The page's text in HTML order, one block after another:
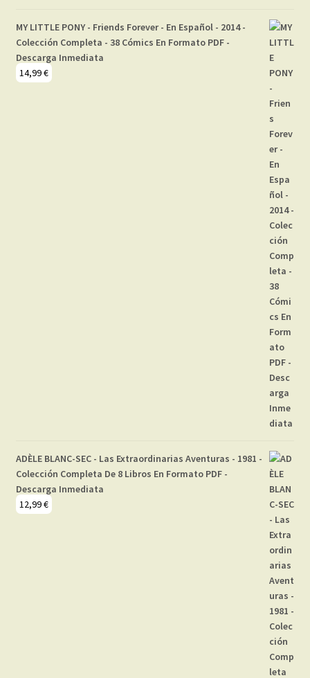
MY LITTLE PONY - Friends Forever - En Español - 2014 -
Colección Completa - 38 Cómics En Formato PDF -
Descarga Inmediata
14,99€
ADÈLE BLANC-SEC - Las Extraordinarias Aventuras - 1981 -
Colección Completa De 8 Libros En Formato PDF -
Descarga Inmediata
12,99€